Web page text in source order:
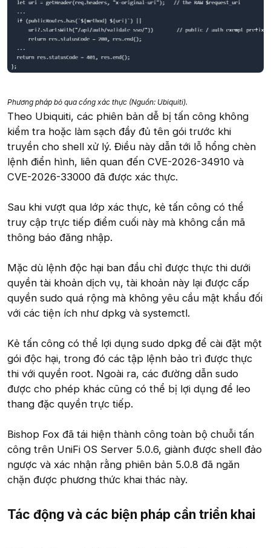
Phương pháp bỏ qua cổng xác thực (Nguồn: Ubiquiti).
Theo Ubiquiti, các phiên bản dễ bị tấn công không
kiểm tra hoặc làm sạch đầy đủ tên gói trước khi
truyền cho shell xử lý. Điều này dẫn tới lỗ hổng chèn
lệnh điển hình, liên quan đến CVE-2026-34910 và
CVE-2026-33000 đã được xác thực.
Sau khi vượt qua lớp xác thực, kẻ tấn công có thể
truy cập trực tiếp điểm cuối này mà không cần mã
thông báo đăng nhập.
Mặc dù lệnh độc hại ban đầu chỉ được thực thi dưới
quyền tài khoản dịch vụ, tài khoản này lại được cấp
quyền sudo quá rộng mà không yêu cầu mật khẩu đối
với các tiện ích như dpkg và systemctl.
Kẻ tấn công có thể lợi dụng sudo dpkg để cài đặt một
gói độc hại, trong đó các tập lệnh bảo trì được thực
thi với quyền root. Ngoài ra, các đường dẫn sudo
được cho phép khác cũng có thể bị lợi dụng để leo
thang đặc quyền trực tiếp.
Bishop Fox đã tái hiện thành công toàn bộ chuỗi tấn
công trên UniFi OS Server 5.0.6, giành được shell đảo
ngược và xác nhận rằng phiên bản 5.0.8 đã ngăn
chặn được phương thức khai thác này.
Tác động và các biện pháp cần triển khai